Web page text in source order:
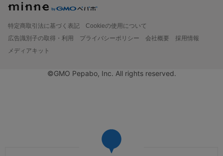
特定商取引法に基づく表記
Cookieの使用について
広告識別子の取得・利用
プライバシーポリシー 会社概要
採用情報
メディアキット
©GMO Pepabo, Inc. All rights reserved.